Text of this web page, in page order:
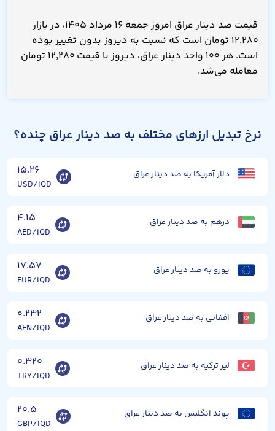
قیمت صد دینار عراق امروز جمعه ۱۶ مرداد ۱۴۰۵، در بازار
۱۲,۲۸۰ تومان است که نسبت به دیروز بدون تغییر بوده
است. هر ۱۰۰ واحد دینار عراق، دیروز با قیمت ۱۲,۲۸۰ تومان
معامله می‌شد.
نرخ تبدیل ارزهای مختلف به صد دینار عراق چنده؟
دلار آمریکا به صد دینار عراق ۱۵.۲۶
USD/IQD
درهم به صد دینار عراق ۴.۱۵
AED/IQD
یورو به صد دینار عراق ۱۷.۵۷
EUR/IQD
افغانی به صد دینار عراق ۰.۲۳۲
AFN/IQD
لیر ترکیه به صد دینار عراق ۰.۳۲۰
TRY/IQD
پوند انگلیس به صد دینار عراق ۲۰.۵
GBP/IQD